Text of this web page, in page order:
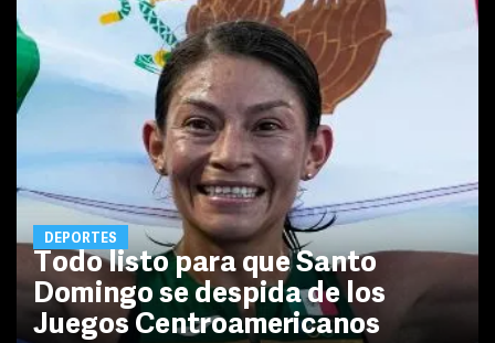
DEPORTES
Todo listo para que Santo
Domingo se despida de los
Juegos Centroamericanos